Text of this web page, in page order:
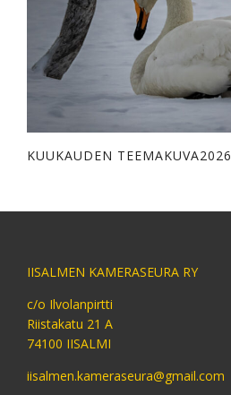
KUUKAUDEN TEEMAKUVA2026
IISALMEN KAMERASEURA RY
c/o Ilvolanpirtti
Riistakatu 21 A
74100 IISALMI
iisalmen.kameraseura@gmail.com